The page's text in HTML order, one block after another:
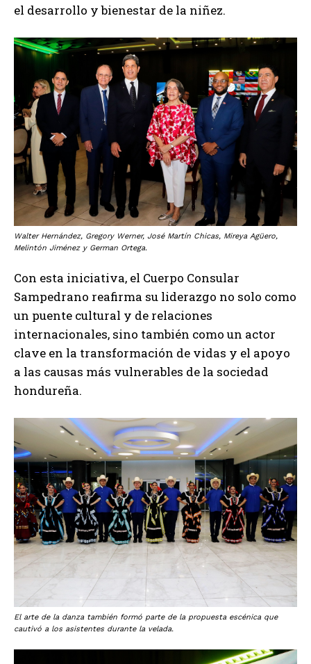
el desarrollo y bienestar de la niñez.
Walter Hernández, Gregory Werner, José Martín Chicas, Mireya Agüero,
Melintón Jiménez y German Ortega.
Con esta iniciativa, el Cuerpo Consular
Sampedrano reafirma su liderazgo no solo como
un puente cultural y de relaciones
internacionales, sino también como un actor
clave en la transformación de vidas y el apoyo
a las causas más vulnerables de la sociedad
hondureña.
El arte de la danza también formó parte de la propuesta escénica que
cautivó a los asistentes durante la velada.